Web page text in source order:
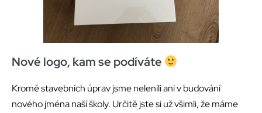
Nové logo, kam se podíváte
Kromě stavebních úprav jsme nelenili ani v budování
nového jména naší školy. Určitě jste si už všimli, že máme